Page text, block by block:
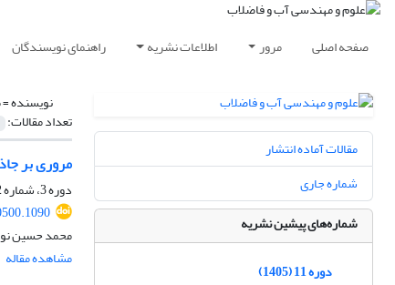
صفحه اصلی مرور اطلاعات نشریه راهنمای نویسندگان
نویسنده =
تعداد مقالات:
مروری بر
دوره 3، شماره 2، تابستان 1397، صفحه
محمد حسین
مشاهده مقاله
مقالات آماده انتشار
شماره جاری
شماره‌های پیشین نشریه
دوره 11 (1405)